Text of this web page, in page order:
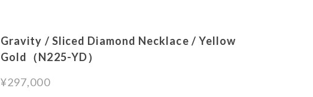
Gravity / Sliced Diamond Necklace / Yellow
Gold（N225-YD）
¥297,000